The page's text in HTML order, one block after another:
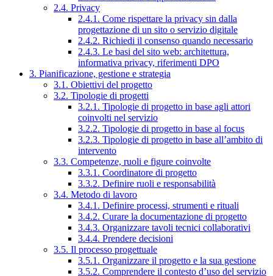
2.4. Privacy
2.4.1. Come rispettare la privacy sin dalla
progettazione di un sito o servizio digitale
2.4.2. Richiedi il consenso quando necessario
2.4.3. Le basi del sito web: architettura,
informativa privacy, riferimenti DPO
3. Pianificazione, gestione e strategia
3.1. Obiettivi del progetto
3.2. Tipologie di progetti
3.2.1. Tipologie di progetto in base agli attori
coinvolti nel servizio
3.2.2. Tipologie di progetto in base al focus
3.2.3. Tipologie di progetto in base all’ambito di
intervento
3.3. Competenze, ruoli e figure coinvolte
3.3.1. Coordinatore di progetto
3.3.2. Definire ruoli e responsabilità
3.4. Metodo di lavoro
3.4.1. Definire processi, strumenti e rituali
3.4.2. Curare la documentazione di progetto
3.4.3. Organizzare tavoli tecnici collaborativi
3.4.4. Prendere decisioni
3.5. Il processo progettuale
3.5.1. Organizzare il progetto e la sua gestione
3.5.2. Comprendere il contesto d’uso del servizio